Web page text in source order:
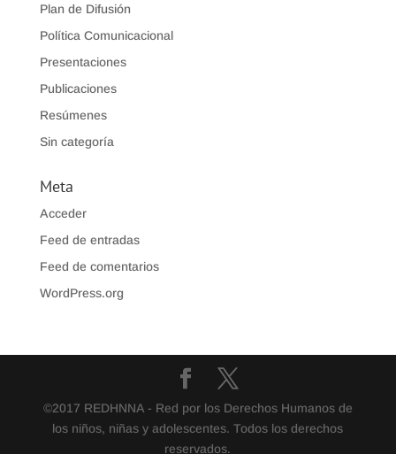
Plan de Difusión
Política Comunicacional
Presentaciones
Publicaciones
Resúmenes
Sin categoría
Meta
Acceder
Feed de entradas
Feed de comentarios
WordPress.org
©2017 REDHNNA - Red por los Derechos Humanos de
los niños, niñas y adolescentes. Todos los derechos
reservados.